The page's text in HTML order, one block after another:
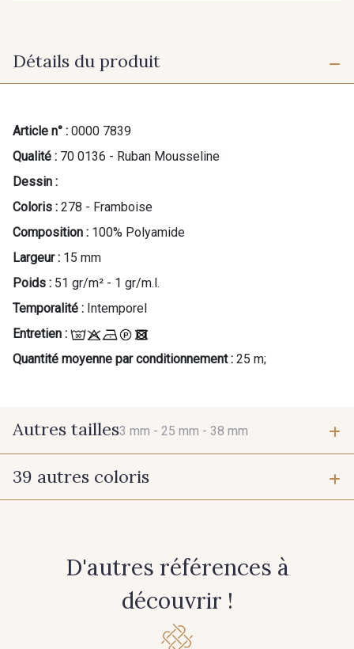
Détails du produit
Article n° : 0000 7839
Qualité : 70 0136 - Ruban Mousseline
Dessin :
Coloris : 278 - Framboise
Composition : 100% Polyamide
Largeur : 15 mm
Poids : 51 gr/m² - 1 gr/m.l.
Temporalité : Intemporel
Entretien :
Quantité moyenne par conditionnement : 25 m;
Autres tailles3 mm - 25 mm - 38 mm
3 mm
39 autres coloris
D'autres références à
découvrir !